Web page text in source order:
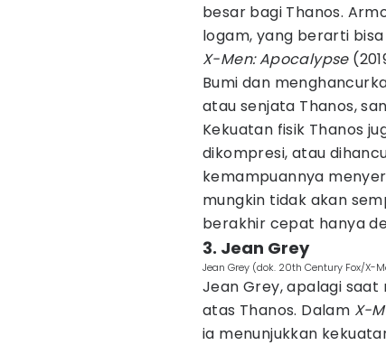
besar bagi Thanos.
logam, yang berarti
X-Men: Apocalypse
Bumi dan
atau senjata Thanos,
Kekuatan fisik Thanos
dikompresi, atau
kemampuannya
mungkin tidak akan
berakhir cepat hanya
3. Jean Grey
Jean Grey (dok. 20th Century Fox/X-
Jean Grey, apalagi saat
atas Thanos. Dalam X-
ia menunjukkan